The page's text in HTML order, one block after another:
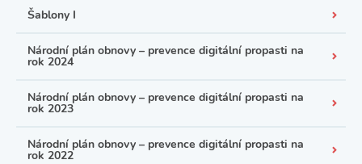
Šablony I
Národní plán obnovy – prevence digitální propasti na
rok 2024
Národní plán obnovy – prevence digitální propasti na
rok 2023
Národní plán obnovy – prevence digitální propasti na
rok 2022